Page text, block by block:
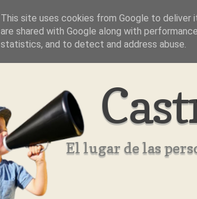
Aviso Legal Quienes Somos ??
El lugar de las
This site uses cookies from Google to deliver
are shared with Google along with
statistics, and to detect and address abuse.